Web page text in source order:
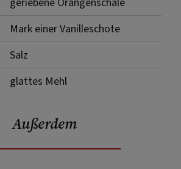
Mark einer Vanilleschote
Salz
glattes Mehl
Außerdem